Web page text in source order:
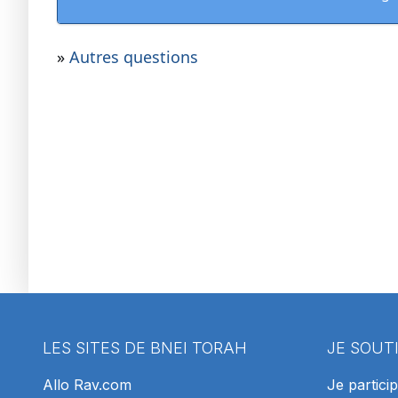
» Autres questions
LES SITES DE BNEI TORAH
Allo Rav.com
JE
Je